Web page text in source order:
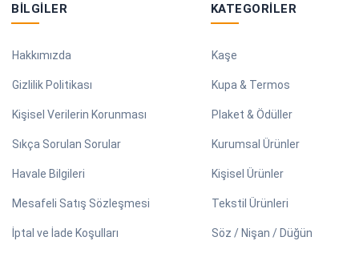
BILGILER
Hakkımızda
Gizlilik Politikası
Kişisel Verilerin Korunması
Sıkça Sorulan Sorular
Havale Bilgileri
Mesafeli Satış Sözleşmesi
İptal ve İade Koşulları
KATEGORILER
Kaşe
Kupa & Termos
Plaket & Ödüller
Kurumsal Ürünler
Kişisel Ürünler
Tekstil Ürünleri
Söz / Nişan / Düğün